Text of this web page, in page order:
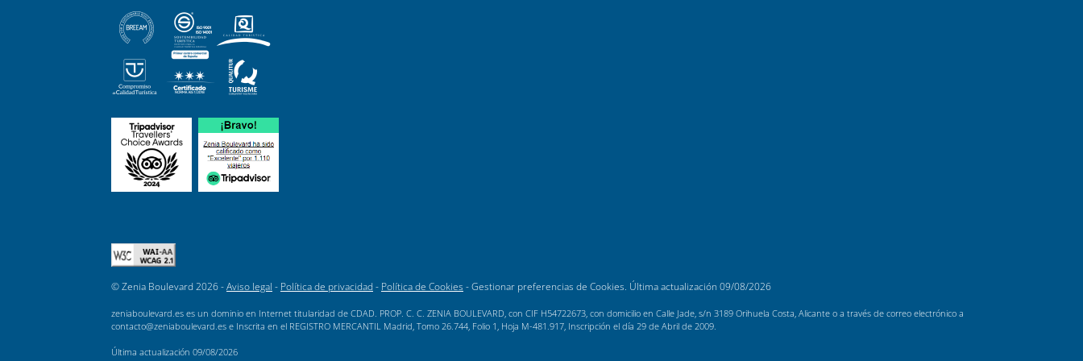
© Zenia Boulevard 2026 -Aviso legal - Política de privacidad- Política de Cookies -Gestionar preferencias de Cookies. Última actualización 09/08/2026
zeniaboulevard.es es un dominio en Internet titularidad de CDAD. PROP. C. C. ZENIA BOULEVARD, con CIF H54722673, con domicilio en Calle Jade, s/n 3189 Orihuela Costa, Alicante o a través de correo electrónico a
contacto@zeniaboulevard.es e Inscrita en el REGISTRO MERCANTIL Madrid, Tomo 26.744, Folio 1, Hoja M-481.917, Inscripción el día 29 de Abril de 2009.
Última actualización 09/08/2026